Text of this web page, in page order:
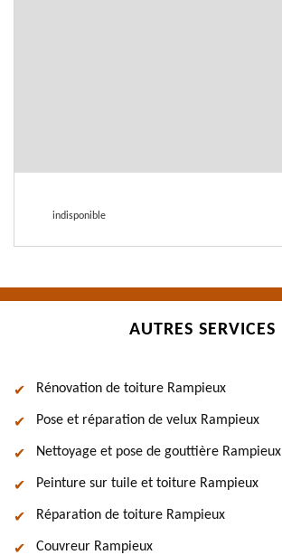
indisponible
AUTRES SERVICES
Rénovation de toiture Rampieux
Pose et réparation de velux Rampieux
Nettoyage et pose de gouttière Rampieux
Peinture sur tuile et toiture Rampieux
Réparation de toiture Rampieux
Couvreur Rampieux